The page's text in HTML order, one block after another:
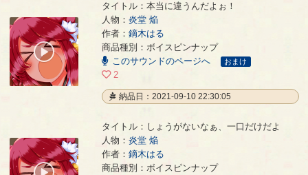
本当に違うんだよぉ！ - 鏑木はる
タイトル：本当に違うんだよぉ！
人物： 炎堂 焔
作者： 鏑木はる
商品種別：ボイスピンナップ
このサウンドのページへ
おまけ
2
納品日：2021-09-10 22:30:05
しょうがないなぁ、一口だけだよ
タイトル：しょうがないなぁ、一口だけだよ
人物： 炎堂 焔
作者： 鏑木はる
商品種別：ボイスピンナップ